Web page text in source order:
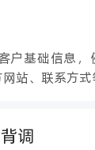
户基础信息，
站、联系方
调